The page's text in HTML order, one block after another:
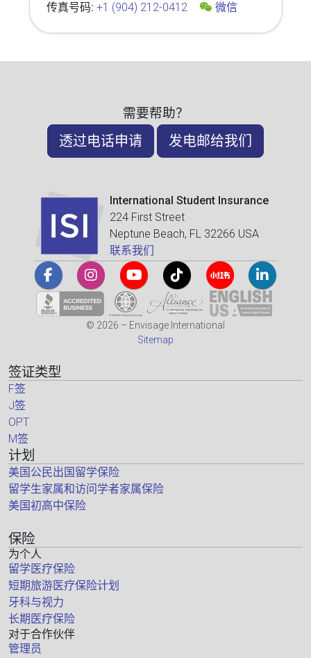
传真号码: +1 (904) 212-0412
微信
需要帮助？
透过电话申请 发电邮给我们
International Student Insurance
224 First Street
Neptune Beach, FL 32266 USA
联系我们
© 2026 – Envisage International
Sitemap
签证类型
F签
J签
OPT
M签
计划
美国公民出国留学保险
留学生家属和访问学者家属保险
美国初高中保险
保险
为个人
留学医疗保险
短期旅游医疗保险计划
牙科与视力
长期医疗保险
对于合作伙伴
管理员